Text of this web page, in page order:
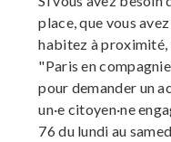
place, que vous
habitez à
"Paris en
pour demander un
un·e citoyen·ne
76 du lundi au